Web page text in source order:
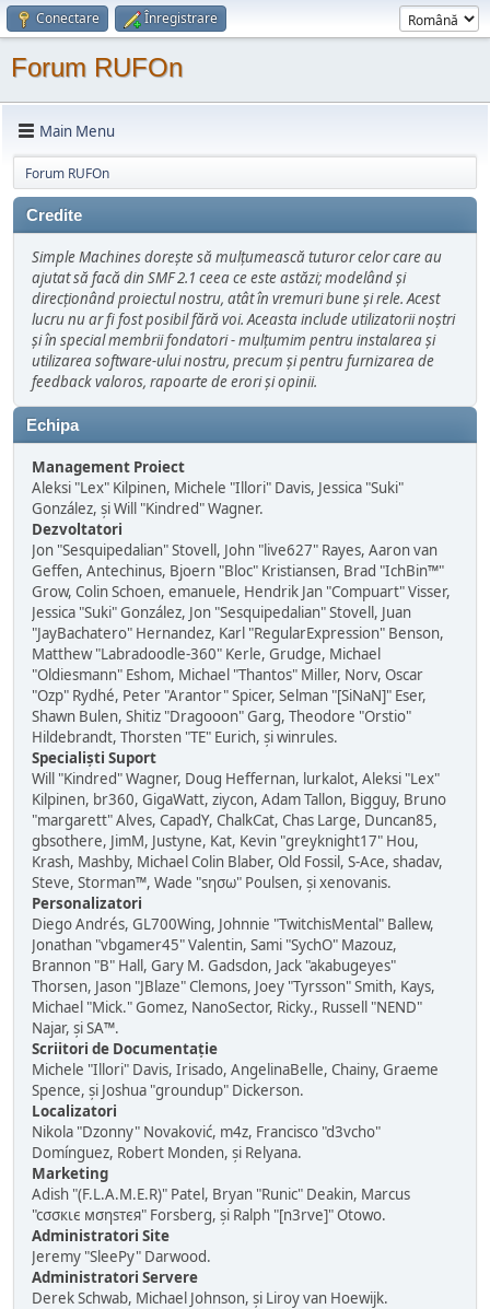
Conectare Înregistrare
Forum RUFOn
Main Menu
Forum RUFOn
Credite
Simple Machines dorește să mulțumească tuturor celor care au
ajutat să facă din SMF 2.1 ceea ce este astăzi; modelând și
direcționând proiectul nostru, atât în vremuri bune şi rele. Acest
lucru nu ar fi fost posibil fără voi. Aceasta include utilizatorii noștri
și în special membrii fondatori - mulțumim pentru instalarea și
utilizarea software-ului nostru, precum și pentru furnizarea de
feedback valoros, rapoarte de erori și opinii.
Echipa
Management Proiect
Aleksi "Lex" Kilpinen, Michele "Illori" Davis, Jessica "Suki"
González, și Will "Kindred" Wagner.
Dezvoltatori
Jon "Sesquipedalian" Stovell, John "live627" Rayes, Aaron van
Geffen, Antechinus, Bjoern "Bloc" Kristiansen, Brad "IchBin™"
Grow, Colin Schoen, emanuele, Hendrik Jan "Compuart" Visser,
Jessica "Suki" González, Jon "Sesquipedalian" Stovell, Juan
"JayBachatero" Hernandez, Karl "RegularExpression" Benson,
Matthew "Labradoodle-360" Kerle, Grudge, Michael
"Oldiesmann" Eshom, Michael "Thantos" Miller, Norv, Oscar
"Ozp" Rydhé, Peter "Arantor" Spicer, Selman "[SiNaN]" Eser,
Shawn Bulen, Shitiz "Dragooon" Garg, Theodore "Orstio"
Hildebrandt, Thorsten "TE" Eurich, și winrules.
Specialiști Suport
Will "Kindred" Wagner, Doug Heffernan, lurkalot, Aleksi "Lex"
Kilpinen, br360, GigaWatt, ziycon, Adam Tallon, Bigguy, Bruno
"margarett" Alves, CapadY, ChalkCat, Chas Large, Duncan85,
gbsothere, JimM, Justyne, Kat, Kevin "greyknight17" Hou,
Krash, Mashby, Michael Colin Blaber, Old Fossil, S-Ace, shadav,
Steve, Storman™, Wade "sησω" Poulsen, și xenovanis.
Personalizatori
Diego Andrés, GL700Wing, Johnnie "TwitchisMental" Ballew,
Jonathan "vbgamer45" Valentin, Sami "SychO" Mazouz,
Brannon "B" Hall, Gary M. Gadsdon, Jack "akabugeyes"
Thorsen, Jason "JBlaze" Clemons, Joey "Tyrsson" Smith, Kays,
Michael "Mick." Gomez, NanoSector, Ricky., Russell "NEND"
Najar, și SA™.
Scriitori de Documentație
Michele "Illori" Davis, Irisado, AngelinaBelle, Chainy, Graeme
Spence, și Joshua "groundup" Dickerson.
Localizatori
Nikola "Dzonny" Novaković, m4z, Francisco "d3vcho"
Domínguez, Robert Monden, și Relyana.
Marketing
Adish "(F.L.A.M.E.R)" Patel, Bryan "Runic" Deakin, Marcus
"cσσкιє мσηѕтєя" Forsberg, și Ralph "[n3rve]" Otowo.
Administratori Site
Jeremy "SleePy" Darwood.
Administratori Servere
Derek Schwab, Michael Johnson, și Liroy van Hoewijk.